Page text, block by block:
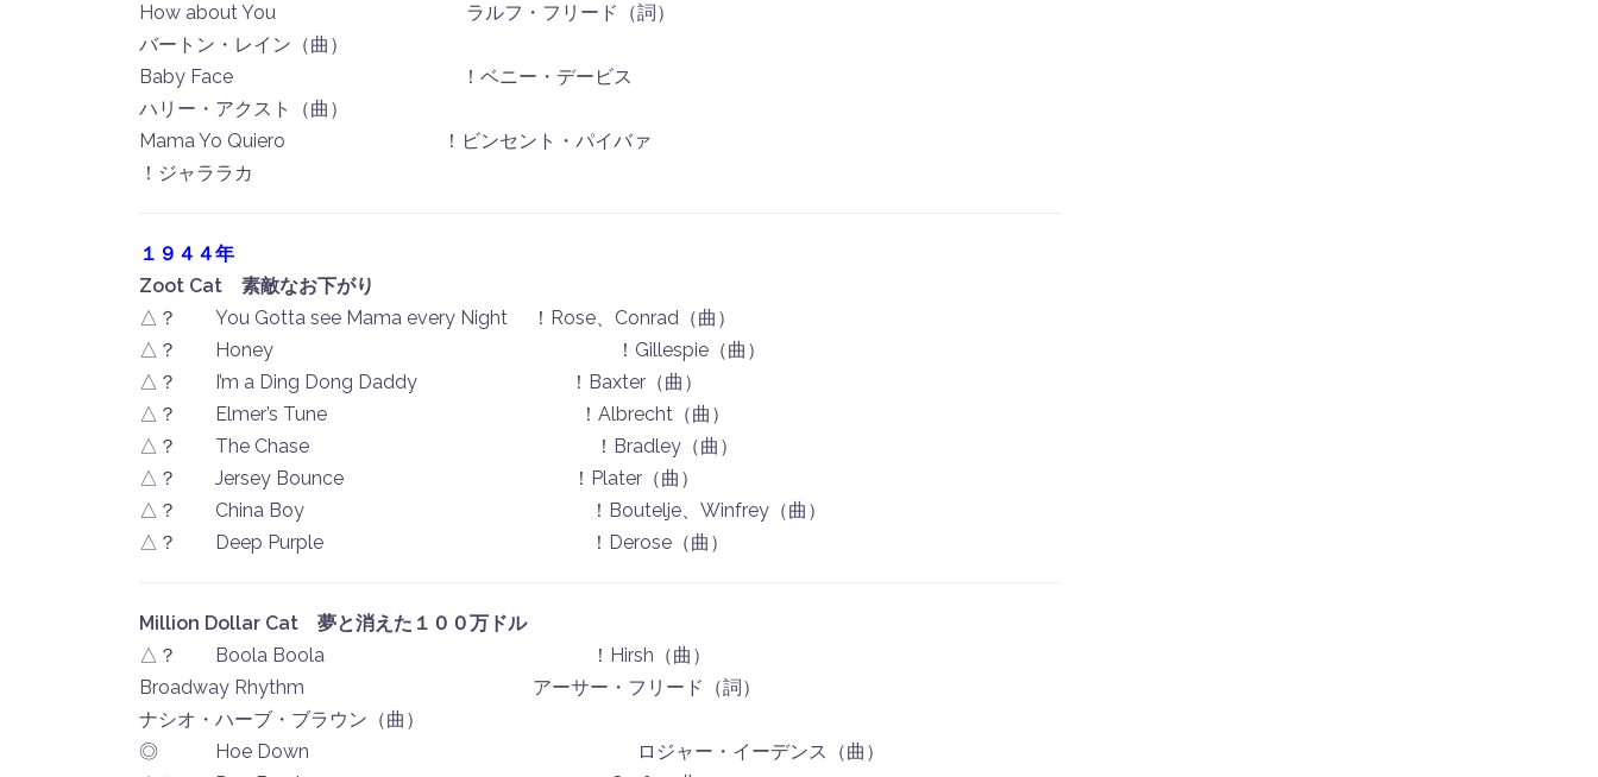
How about You ラルフ・フリード（詞）
バートン・レイン（曲）
Baby Face ！ベニー・デービス
ハリー・アクスト（曲）
Mama Yo Quiero ！ビンセント・パイバァ
！ジャララカ
１９４４年
Zoot Cat 素敵なお下がり
△？ You Gotta see Mama every Night ！Rose、Conrad（曲）
△？ Honey ！Gillespie（曲）
△？ I’m a Ding Dong Daddy ！Baxter（曲）
△？ Elmer’s Tune ！Albrecht（曲）
△？ The Chase ！Bradley（曲）
△？ Jersey Bounce ！Plater（曲）
△？ China Boy ！Boutelje、Winfrey（曲）
△？ Deep Purple ！Derose（曲）
Million Dollar Cat 夢と消えた１００万ドル
△？ Boola Boola ！Hirsh（曲）
Broadway Rhythm アーサー・フリード（詞）
ナシオ・ハーブ・ブラウン（曲）
◎ Hoe Down ロジャー・イーデンス（曲）